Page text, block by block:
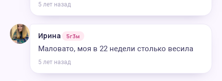
5 лет назад
Ирина 5г3м
Маловато, моя в 22 недели столько весила
5 лет назад